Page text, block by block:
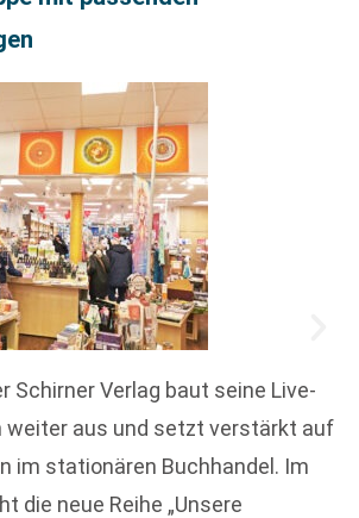
Schirner Verlag baut seine Live-
weiter aus und setzt verstärkt auf
im stationären Buchhandel. Im
die neue Reihe „Unsere